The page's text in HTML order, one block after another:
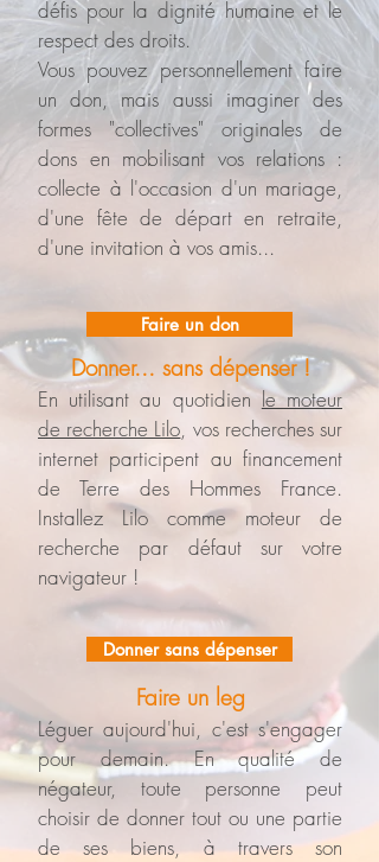
défis pour la dignité humaine et le
respect des droits.
Vous pouvez personnellement faire
un don, mais aussi imaginer des
formes "collectives" originales de
dons en mobilisant vos relations :
collecte à l'occasion d'un mariage,
d'une fête de départ en retraite,
d'une invitation à vos amis...
Donner... sans dépenser !
En utilisant au quotidien le moteur
de recherche Lilo, vos recherches sur
internet participent au financement
de Terre des Hommes France.
Installez Lilo comme moteur de
recherche par défaut sur votre
navigateur !
Faire un leg
Légueraujourd'hui, c'est s'engager
pour demain. En qualité de
négateur, toute personne peut
choisir de donner tout ou une partie
de ses biens, à travers son
Faire un don
Donner sans dépenser